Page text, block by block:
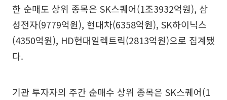
한 순매도 상위 종목은 SK스퀘어(1조3932억원), 삼
성전자(9779억원), 현대차(6358억원), SK하이닉스
(4350억원), HD현대일렉트릭(2813억원)으로 집계됐
다.
기관 투자자의 주간 순매수 상위 종목은 SK스퀘어(1